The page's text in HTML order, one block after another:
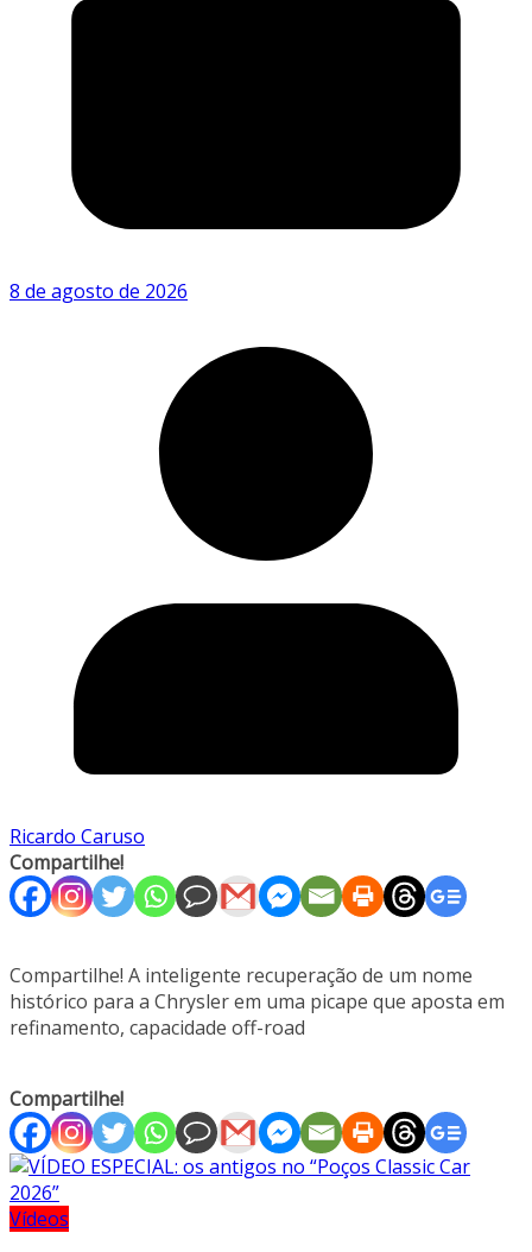
8 de agosto de 2026
Ricardo Caruso
Compartilhe!
Compartilhe! A inteligente recuperação de um nome
histórico para a Chrysler em uma picape que aposta em
refinamento, capacidade off-road
Compartilhe!
Vídeos